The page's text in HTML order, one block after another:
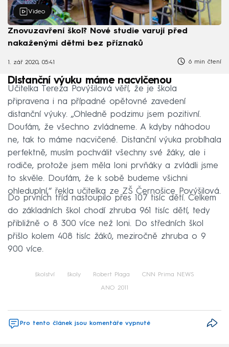
Video
Znovuzavření škol? Nové studie varují před
nakaženými dětmi bez příznaků
1. zář 2020, 05:41 6 min čtení
Distanční výuku máme nacvičenou
Učitelka Tereza Povýšilová věří, že je škola
připravena i na případné opětovné zavedení
distanční výuky. „Ohledně podzimu jsem pozitivní.
Doufám, že všechno zvládneme. A kdyby náhodou
ne, tak to máme nacvičené. Distanční výuka probíhala
perfektně, musím pochválit všechny své žáky, ale i
rodiče, protože jsem měla loni prvňáky a zvládli jsme
to skvěle. Doufám, že k sobě budeme všichni
ohleduplní,“ řekla učitelka ze ZŠ Černošice Povýšilová.
Do prvních tříd nastoupilo přes 107 tisíc dětí. Celkem
do základních škol chodí zhruba 961 tisíc dětí, tedy
přibližně o 8 300 více než loni. Do středních škol
přišlo kolem 408 tisíc žáků, meziročně zhruba o 9
900 více.
školství školy Robert Plaga CNN Prima NEWS
ANO 2011
Pro tento článek jsou komentáře vypnuté